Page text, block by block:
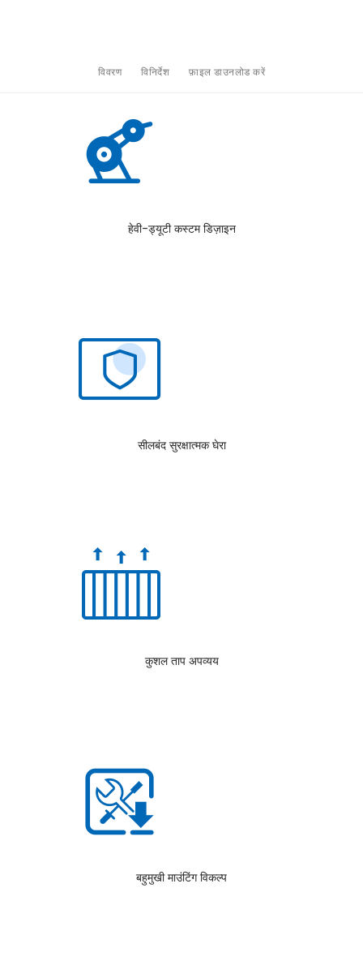
विवरण विनिर्देश फ़ाइल डाउनलोड करें
हेवी-ड्यूटी कस्टम डिज़ाइन
सीलबंद सुरक्षात्मक घेरा
कुशल ताप अपव्यय
बहुमुखी माउंटिंग विकल्प